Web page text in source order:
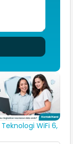
Teknologi WiFi 6,